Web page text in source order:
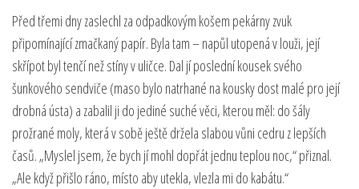
Před třemi dny zaslechl za odpadkovým košem pekárny zvuk
připomínající zmačkaný papír. Byla tam – napůl utopená v louži, její
skřípot byl tenčí než stíny v uličce. Dal jí poslední kousek svého
šunkového sendviče (maso bylo natrhané na kousky dost malé pro její
drobná ústa) a zabalil ji do jediné suché věci, kterou měl: do šály
prožrané moly, která v sobě ještě držela slabou vůni cedru z lepších
časů. „Myslel jsem, že bych jí mohl dopřát jednu teplou noc,“ přiznal.
„Ale když přišlo ráno, místo aby utekla, vlezla mi do kabátu.“